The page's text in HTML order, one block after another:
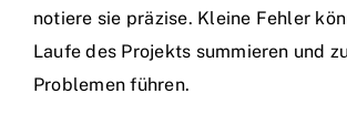
notiere sie präzise. Kleine Fehler
Laufe des Projekts summieren und
Problemen führen.